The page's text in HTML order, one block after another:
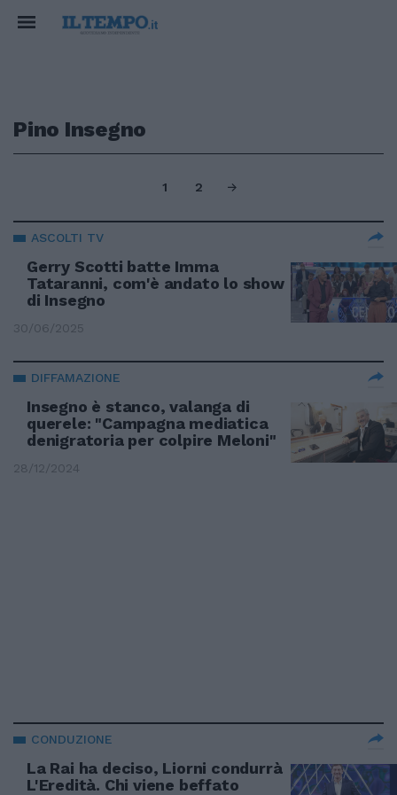
Pino Insegno
1 2
ASCOLTI TV
Gerry Scotti batte Imma
Tataranni, com'è andato lo show
di Insegno
30/06/2025
DIFFAMAZIONE
Insegno è stanco, valanga di
querele: "Campagna mediatica
denigratoria per colpire Meloni"
28/12/2024
CONDUZIONE
La Rai ha deciso, Liorni condurrà
L'Eredità. Chi viene beffato